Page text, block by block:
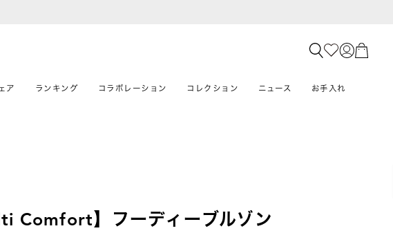
ア ランキング コラボレーション コレクション ニュース お手入れ
Comfort】フーディーブルゾン